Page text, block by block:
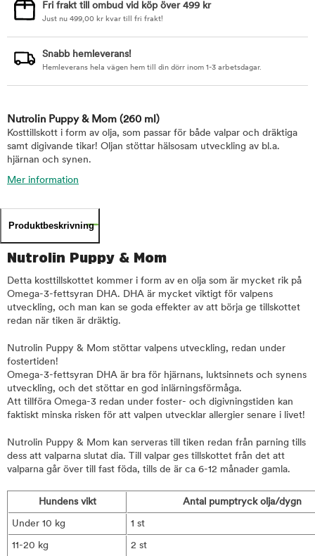
Fri frakt till ombud vid köp över 499 kr
Just nu 499,00 kr kvar till fri frakt!
Snabb hemleverans!
Hemleverans hela vägen hem till din dörr inom 1-3 arbetsdagar.
Nutrolin Puppy & Mom (260 ml)
Kosttillskott i form av olja, som passar för både valpar och dräktiga
samt digivande tikar! Oljan stöttar hälsosam utveckling av bl.a.
hjärnan och synen.
Mer information
Produktbeskrivning
Nutrolin Puppy & Mom
Detta kosttillskottet kommer i form av en olja som är mycket rik på
Omega-3-fettsyran DHA. DHA är mycket viktigt för valpens
utveckling, och man kan se goda effekter av att börja ge tillskottet
redan när tiken är dräktig.
Nutrolin Puppy & Mom stöttar valpens utveckling, redan under
fostertiden!
Omega-3-fettsyran DHA är bra för hjärnans, luktsinnets och synens
utveckling, och det stöttar en god inlärningsförmåga.
Att tillföra Omega-3 redan under foster- och digivningstiden kan
faktiskt minska risken för att valpen utvecklar allergier senare i livet!
Nutrolin Puppy & Mom kan serveras till tiken redan från parning tills
dess att valparna slutat dia. Till valpar ges tillskottet från det att
valparna går över till fast föda, tills de är ca 6-12 månader gamla.
Hundens vikt Antal pumptryck olja/dygn
Under 10 kg 1 st
11-20 kg 2 st